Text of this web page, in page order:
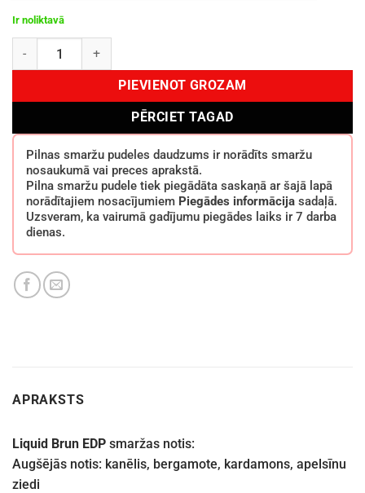
Ir noliktavā
French Avenue Liquid Brun EDP 100 ml daudzums
PIEVIENOT GROZAM
PĒRCIET TAGAD
Pilnas smaržu pudeles daudzums ir norādīts smaržu
nosaukumā vai preces aprakstā.
Pilna smaržu pudele tiek piegādāta saskaņā ar šajā lapā
norādītajiem nosacījumiem Piegādes informācija sadaļā.
Uzsveram, ka vairumā gadījumu piegādes laiks ir 7 darba
dienas.
APRAKSTS
Liquid Brun EDP smaržas notis:
Augšējās notis: kanēlis, bergamote, kardamons, apelsīnu
ziedi